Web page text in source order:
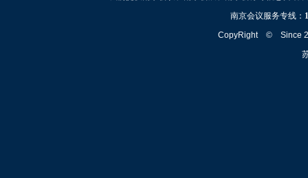
南京会议服务专线：
CopyRight © Since